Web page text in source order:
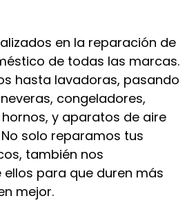
en la reparación de
de todas las marcas.
hasta lavadoras, pasando
congeladores,
y aparatos de aire
solo reparamos tus
también nos
para que duren más
mejor.